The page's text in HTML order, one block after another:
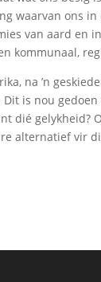
waarvan ons
van aard en
kommunaal,
na ’n
is nou
dié gelykheid?
alternatief vir